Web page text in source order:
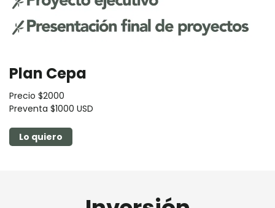
Plan Cepa
Precio $2000
Preventa $1000 USD
Lo quiero